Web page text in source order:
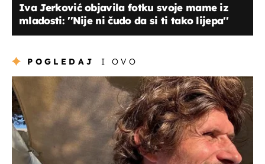
Iva Jerković objavila fotku svoje mame iz
mladosti: ''Nije ni čudo da si ti tako lijepa''
POGLEDAJ I OVO